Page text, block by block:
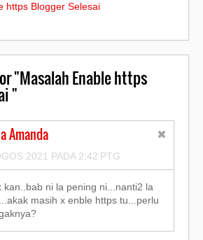
https Blogger Selesai
"Masalah Enable https
"
Amanda
2021 PADA 2:42 PTG
kan..bab ni la pening ni...nanti2 la
masih x enble https tu...perlu